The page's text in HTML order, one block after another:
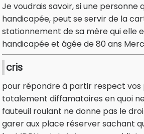
Je voudrais savoir, si une personne
handicapée, peut se servir de la
stationnement de sa mère qui elle
handicapée et âgée de 80 ans
cris
pour répondre à partir respect vos
totalement diffamatoires en quoi
fauteuil roulant ne donne pas le
garer aux place réserver sachant